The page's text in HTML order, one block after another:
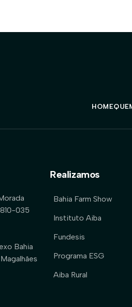
HOME
035
Bahia
Realizamos
Bahia Farm Show
Instituto Aiba
Fundesis
Programa ESG
Aiba Rural